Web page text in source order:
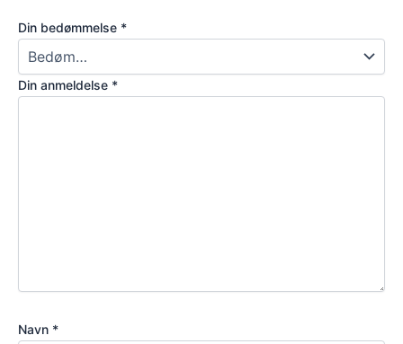
Din bedømmelse *
Din anmeldelse *
Navn *